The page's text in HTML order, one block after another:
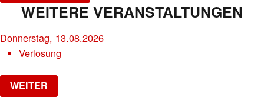
WEITERE VERANSTALTUNGEN
Donnerstag, 13.08.2026
Verlosung
WEITER